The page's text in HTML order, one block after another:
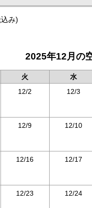
み)
2025年12月の
火 水
12/2 12/3
12/9 12/10
12/16 12/17
12/23 12/24